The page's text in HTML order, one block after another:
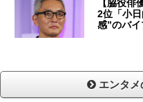
【脇役
2位「小
感”のバ
エンタメ